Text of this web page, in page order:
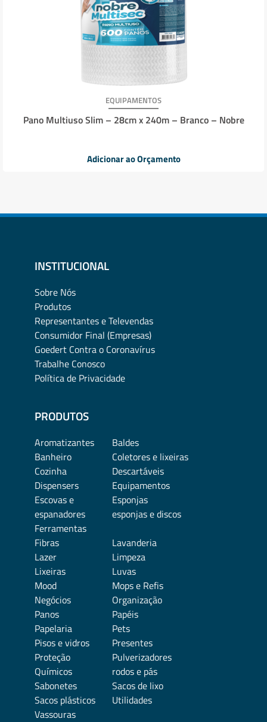
EQUIPAMENTOS
Pano Multiuso Slim – 28cm x 240m – Branco – Nobre
Adicionar ao Orçamento
INSTITUCIONAL
Sobre Nós
Produtos
Representantes e Televendas
Consumidor Final (Empresas)
Goedert Contra o Coronavírus
Trabalhe Conosco
Política de Privacidade
PRODUTOS
Aromatizantes
Baldes
Banheiro
Coletores e lixeiras
Cozinha
Descartáveis
Dispensers
Equipamentos
Escovas e
espanadores
Esponjas
esponjas e discos
Ferramentas
Fibras
Lavanderia
Lazer
Limpeza
Lixeiras
Luvas
Mood
Mops e Refis
Negócios
Organização
Panos
Papéis
Papelaria
Pets
Pisos e vidros
Presentes
Proteção
Pulverizadores
Químicos
rodos e pás
Sabonetes
Sacos de lixo
Sacos plásticos
Utilidades
Vassouras